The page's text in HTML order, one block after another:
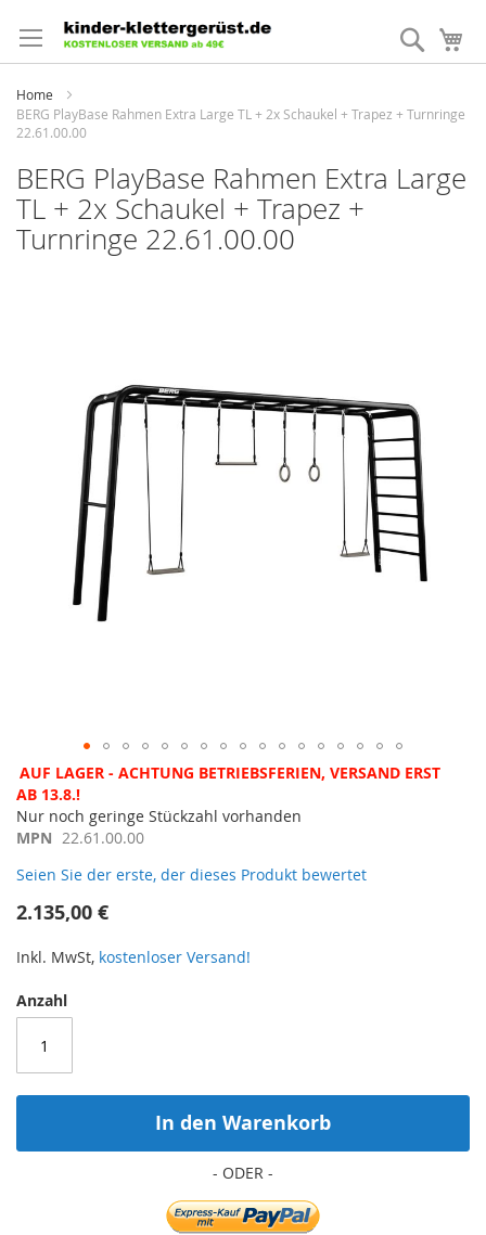
zum
Inhalt
Suche
Home
BERG PlayBase Rahmen Extra Large TL + 2x Schaukel + Trapez + Turnringe
22.61.00.00
BERG PlayBase Rahmen Extra Large
TL + 2x Schaukel + Trapez +
Turnringe 22.61.00.00
Zum
Anfang
der
Bildergalerie
AUF LAGER - ACHTUNG BETRIEBSFERIEN, VERSAND ERST
AB 13.8.!
Nur noch geringe Stückzahl vorhanden
MPN 22.61.00.00
Seien Sie der erste, der dieses Produkt bewertet
2.135,00 €
Inkl. MwSt, kostenloser Versand!
Anzahl
In den Warenkorb